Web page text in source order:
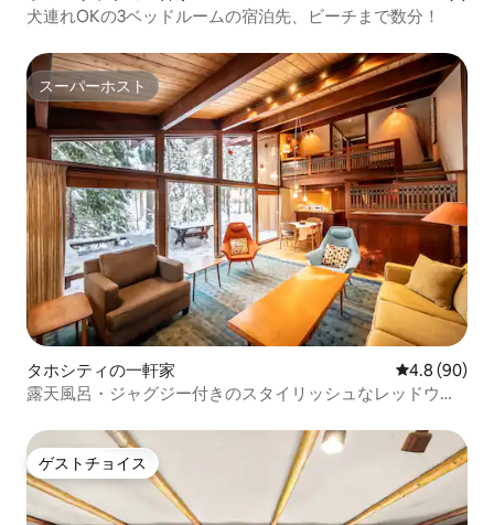
犬連れOKの3ベッドルームの宿泊先、ビーチまで数分！
スーパーホスト
スーパーホスト
タホシティの一軒家 レビュー90
4.8 (90)
露天風呂・ジャグジー付きのスタイリッシュなレッドウッ
ゲストチョイス
ゲストチョイス